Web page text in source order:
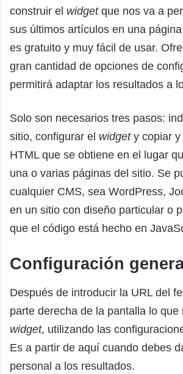
construir el widgetque nos va a
sus últimos artículos en una
es gratuito y muy fácil de usar.
gran cantidad de opciones de
permitirá adaptar los resultados a
Solo son necesarios tres pasos:
sitio, configurar el widgety copiar y
HTML que se obtiene en el lugar
una o varias páginas del sitio. Se
cualquier CMS, sea WordPress,
en un sitio con diseño particular o
que el código está hecho en
Configuración
Después de introducir la URL del
parte derecha de la pantalla lo que
widget, utilizando las
Es a partir de aquí cuando debes
personal a los resultados.